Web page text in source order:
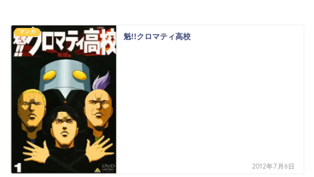
マンガ
魁!!クロマティ高校
2012年7月6日